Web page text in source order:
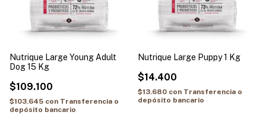
Nutrique Large Young Adult
Dog 15 Kg
$109.100
$103.645 con Transferencia o
depósito bancario
Nutrique Large Puppy 1 Kg
$14.400
$13.680 con Transferencia o
depósito bancario